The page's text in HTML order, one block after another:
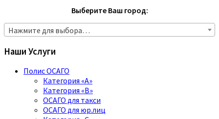
Выберите Ваш город:
Нажмите для выбора…
Наши Услуги
Полис ОСАГО
Категория «A»
Категория «B»
ОСАГО для такси
ОСАГО для юр.лиц